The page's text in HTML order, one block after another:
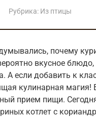
Рубрика: Из птицы
почему
вкусное
А если добавить к
кулинарная
прием пищи.
котлет с